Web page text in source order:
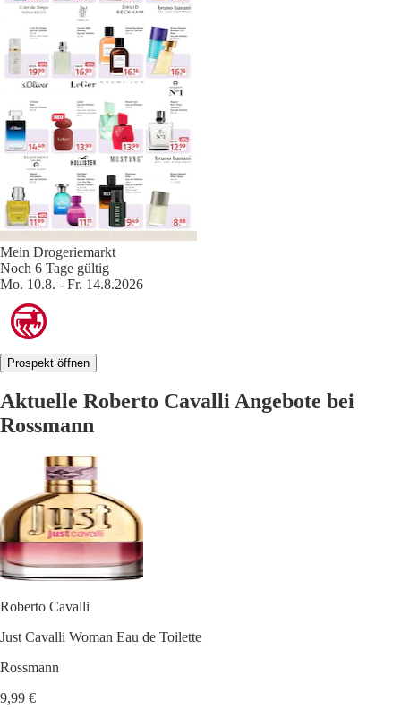
Mein Drogeriemarkt
Noch 6 Tage gültig
Mo. 10.8. - Fr. 14.8.2026
Prospekt öffnen
Aktuelle Roberto Cavalli Angebote bei
Rossmann
Roberto Cavalli
Just Cavalli Woman Eau de Toilette
Rossmann
9,99 €